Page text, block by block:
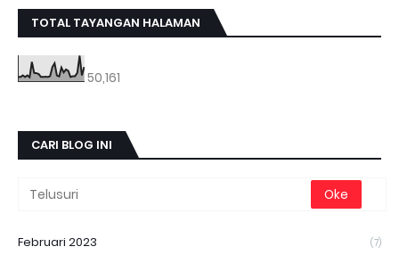
TOTAL TAYANGAN HALAMAN
50,161
CARI BLOG INI
Februari 2023 (7)